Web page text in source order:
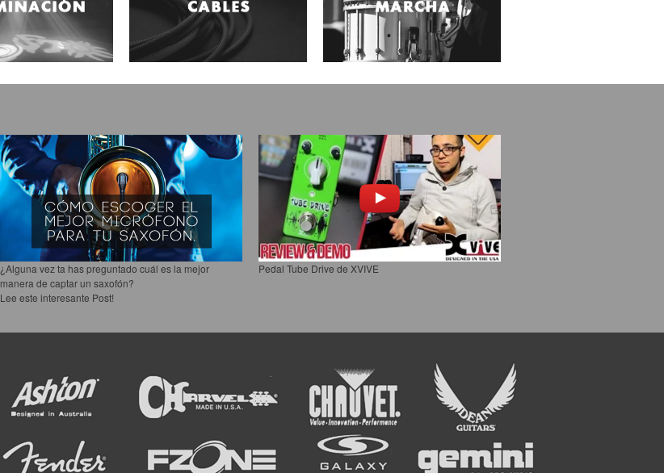
¿Alguna vez ta has preguntado cuál es la mejor
manera de captar un saxofón?
Lee este interesante Post!
Pedal Tube Drive de XVIVE